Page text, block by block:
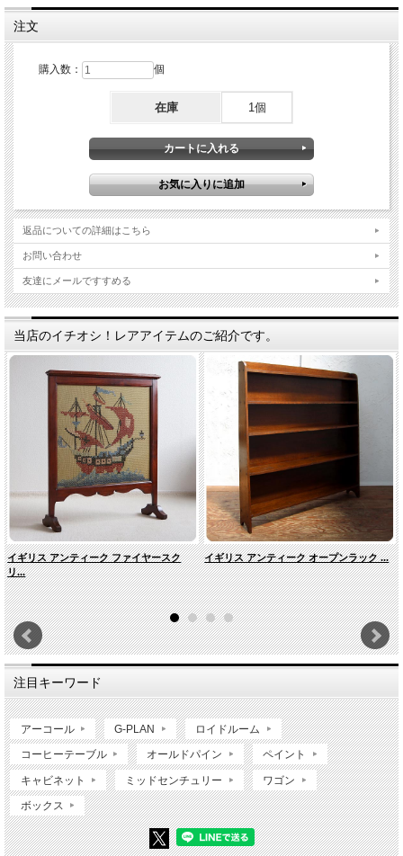
注文
購入数： 個
在庫 1個
返品についての詳細はこちら
お問い合わせ
友達にメールですすめる
当店のイチオシ！レアアイテムのご紹介です。
イギリス アンティーク ファイヤースク
リ...
イギリス アンティーク オープンラック ...
注目キーワード
アーコール G-PLAN ロイドルーム
コーヒーテーブル オールドパイン ペイント
キャビネット ミッドセンチュリー ワゴン
ボックス